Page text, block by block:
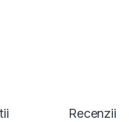
Recenzii